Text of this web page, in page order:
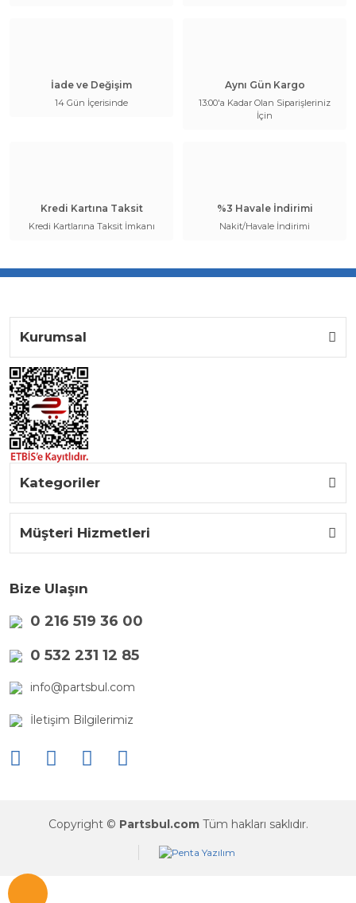
İade ve Değişim
14 Gün İçerisinde
Aynı Gün Kargo
13:00'a Kadar Olan Siparişleriniz
İçin
Kredi Kartına Taksit
Kredi Kartlarına Taksit İmkanı
%3 Havale İndirimi
Nakit/Havale İndirimi
Kurumsal
Kategoriler
Müşteri Hizmetleri
Bize Ulaşın
0 216 519 36 00
0 532 231 12 85
info@partsbul.com
İletişim Bilgilerimiz
Copyright © Partsbul.com Tüm hakları saklıdır.